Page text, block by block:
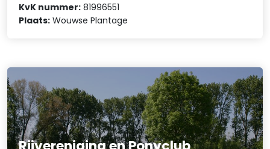
KvK nummer: 81996551
Plaats: Wouwse Plantage